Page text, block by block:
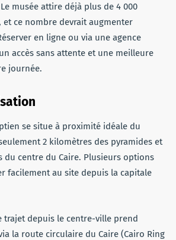
musée attire déjà plus de 4 000
ce nombre devrait augmenter
en ligne ou via une agence
accès sans attente et une meilleure
journée.
se situe à proximité idéale du
2 kilomètres des pyramides et
du centre du Caire. Plusieurs options
facilement au site depuis la capitale
trajet depuis le centre-ville prend
la route circulaire du Caire (Cairo Ring